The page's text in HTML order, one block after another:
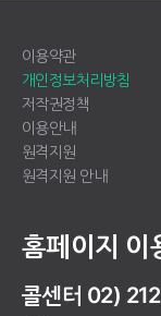
이용약관
개인정보처리방침
저작권정책
이용안내
원격지원
원격지원 안내
홈페이지 이
콜센터 02)